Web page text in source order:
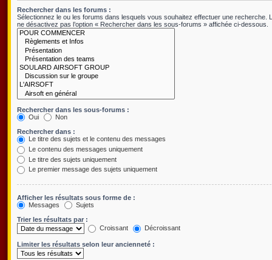
Rechercher dans les forums :
Sélectionnez le ou les forums dans lesquels vous souhaitez effectuer une
ne désactivez pas l’option « Rechercher dans les sous-forums » affichée ci-dessous.
Rechercher dans les sous-forums :
Oui
Non
Rechercher dans :
Le titre des sujets et le contenu des messages
Le contenu des messages uniquement
Le titre des sujets uniquement
Le premier message des sujets uniquement
Afficher les résultats sous forme de :
Messages
Sujets
Trier les résultats par :
Croissant
Décroissant
Limiter les résultats selon leur ancienneté :